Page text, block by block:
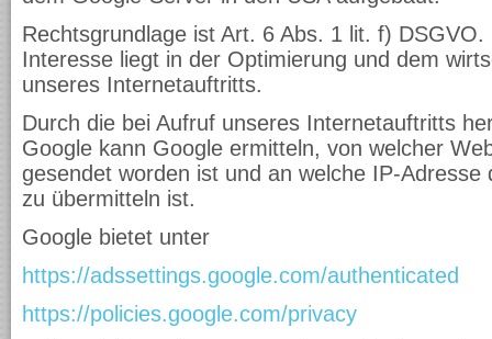
Rechtsgrundlage ist Art. 6 Abs. 1 lit. f)
Interesse liegt in der Optimierung und dem
unseres Internetauftritts.
Durch die bei Aufruf unseres Internetauftritts
Google kann Google ermitteln, von welcher
gesendet worden ist und an welche IP-Adresse
zu übermitteln ist.
Google bietet unter
https://adssettings.google.com/authenticated
https://policies.google.com/privacy